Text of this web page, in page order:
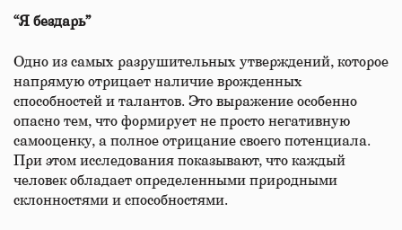
“Я бездарь”
Одно из самых разрушительных утверждений, которое
напрямую отрицает наличие врожденных
способностей и талантов. Это выражение особенно
опасно тем, что формирует не просто негативную
самооценку, а полное отрицание своего потенциала.
При этом исследования показывают, что каждый
человек обладает определенными природными
склонностями и способностями.